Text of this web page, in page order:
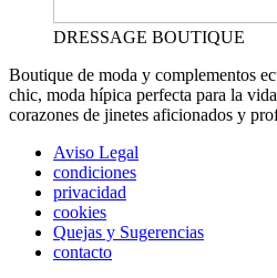
DRESSAGE BOUTIQUE
Boutique de moda y complementos
chic, moda hípica perfecta para la
corazones de jinetes aficionados y
Aviso Legal
condiciones
privacidad
cookies
Quejas y Sugerencias
contacto